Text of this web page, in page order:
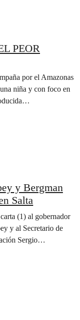
PEOR
por el Amazonas
niña y con foco en
y Bergman
Salta
(1) al gobernador
y al Secretario de
Sergio…